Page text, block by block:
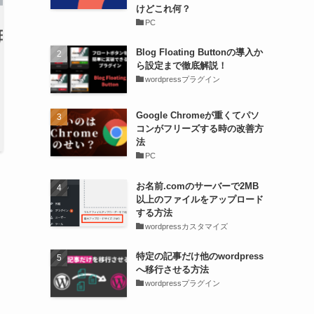
けどこれ何？
PC
Blog Floating Buttonの導入か
ら設定まで徹底解説！
wordpressプラグイン
Google Chromeが重くてパソ
コンがフリーズする時の改善方
法
PC
お名前.comのサーバーで2MB
以上のファイルをアップロード
する方法
wordpressカスタマイズ
特定の記事だけ他のwordpress
へ移行させる方法
wordpressプラグイン